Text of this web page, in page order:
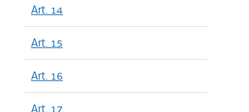
Art. 14
Art. 15
Art. 16
Art. 17